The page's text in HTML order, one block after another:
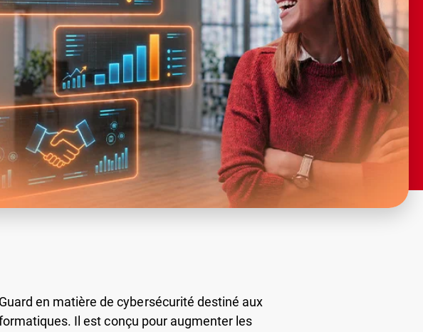
en matière de cybersécurité destiné aux
Il est conçu pour augmenter les